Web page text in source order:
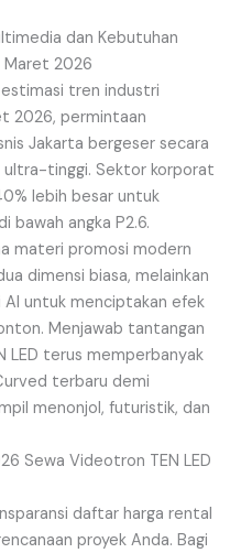
dan Kebutuhan
Maret 2026
estimasi tren industri
2026, permintaan
Jakarta bergeser secara
ultra-tinggi. Sektor korporat
lebih besar untuk
bawah angka P2.6.
materi promosi modern
dimensi biasa, melainkan
untuk menciptakan efek
Menjawab tantangan
terus memperbanyak
terbaru demi
menonjol, futuristik, dan
Sewa Videotron TEN LED
daftar harga rental
proyek Anda. Bagi